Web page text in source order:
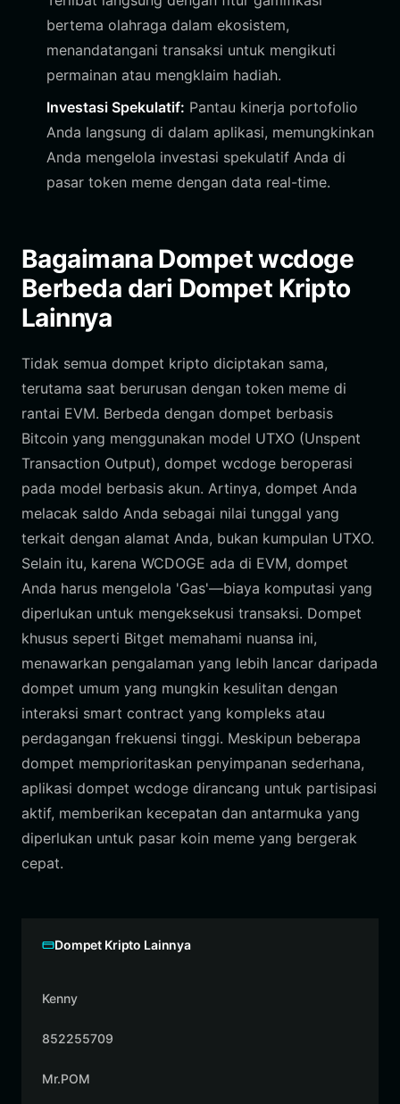
bertema olahraga dalam ekosistem,
menandatangani transaksi untuk mengikuti
permainan atau mengklaim hadiah.
Investasi Spekulatif: Pantau kinerja portofolio
Anda langsung di dalam aplikasi, memungkinkan
Anda mengelola investasi spekulatif Anda di
pasar token meme dengan data real-time.
Bagaimana Dompet wcdoge
Berbeda dari Dompet Kripto
Lainnya
Tidak semua dompet kripto diciptakan sama,
terutama saat berurusan dengan token meme di
rantai EVM. Berbeda dengan dompet berbasis
Bitcoin yang menggunakan model UTXO (Unspent
Transaction Output), dompet wcdoge beroperasi
pada model berbasis akun. Artinya, dompet Anda
melacak saldo Anda sebagai nilai tunggal yang
terkait dengan alamat Anda, bukan kumpulan UTXO.
Selain itu, karena WCDOGE ada di EVM, dompet
Anda harus mengelola 'Gas'—biaya komputasi yang
diperlukan untuk mengeksekusi transaksi. Dompet
khusus seperti Bitget memahami nuansa ini,
menawarkan pengalaman yang lebih lancar daripada
dompet umum yang mungkin kesulitan dengan
interaksi smart contract yang kompleks atau
perdagangan frekuensi tinggi. Meskipun beberapa
dompet memprioritaskan penyimpanan sederhana,
aplikasi dompet wcdoge dirancang untuk partisipasi
aktif, memberikan kecepatan dan antarmuka yang
diperlukan untuk pasar koin meme yang bergerak
cepat.
Dompet Kripto Lainnya
Kenny
852255709
Mr.POM